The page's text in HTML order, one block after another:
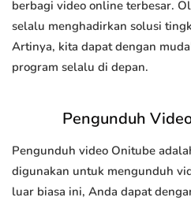
berbagi video online terbesar.
selalu menghadirkan solusi
Artinya, kita dapat dengan
program selalu di depan.
Pengunduh
Pengunduh video Onitube
digunakan untuk mengunduh
luar biasa ini, Anda dapat